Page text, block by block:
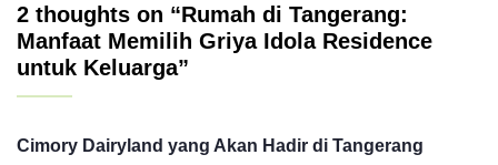
2 thoughts on “Rumah di Tangerang:
Manfaat Memilih Griya Idola Residence
untuk Keluarga”
Cimory Dairyland yang Akan Hadir di Tangerang